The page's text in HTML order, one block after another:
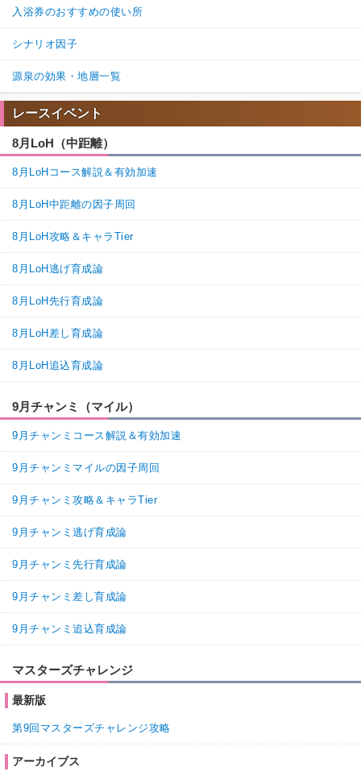
入浴券のおすすめの使い所
シナリオ因子
源泉の効果・地層一覧
レースイベント
8月LoH（中距離）
8月LoHコース解説＆有効加速
8月LoH中距離の因子周回
8月LoH攻略＆キャラTier
8月LoH逃げ育成論
8月LoH先行育成論
8月LoH差し育成論
8月LoH追込育成論
9月チャンミ（マイル）
9月チャンミコース解説＆有効加速
9月チャンミマイルの因子周回
9月チャンミ攻略＆キャラTier
9月チャンミ逃げ育成論
9月チャンミ先行育成論
9月チャンミ差し育成論
9月チャンミ追込育成論
マスターズチャレンジ
最新版
第9回マスターズチャレンジ攻略
アーカイブス